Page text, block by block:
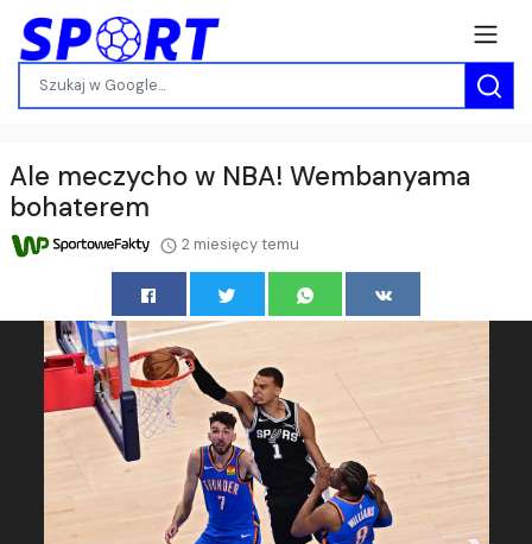
Ale meczycho w NBA! Wembanyama
bohaterem
2 miesięcy temu